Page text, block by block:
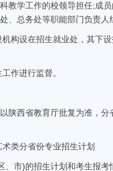
教学工作的校领导担任;成
、总务处等职能部门负责人
设在招生就业处，其下设
作进行监督。
西省教育厅批复为准，分
类分省份专业招生计划
市)的招生计划和考生报考